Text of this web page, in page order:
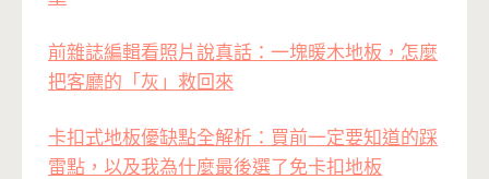
前雜誌編輯看照片說真話：一塊暖木地板，怎麼
把客廳的「灰」救回來
卡扣式地板優缺點全解析：買前一定要知道的踩
雷點，以及我為什麼最後選了免卡扣地板